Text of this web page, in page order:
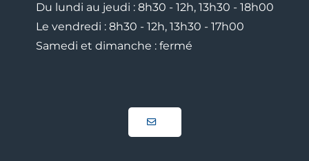
Du lundi au jeudi : 8h30 - 12h, 13h30 - 18h00
Le vendredi : 8h30 - 12h, 13h30 - 17h00
Samedi et dimanche : fermé